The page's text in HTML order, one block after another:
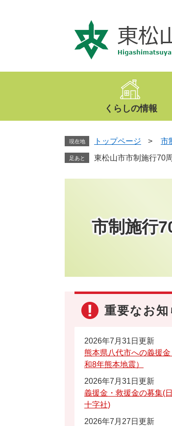
文
くらしの情報
現在地 トップページ > 市
足あと 東松山市市制施行70
市制施行
重要なお知
2026年7月31日更新
熊本県八代市への義援金
和8年熊本地震）
2026年7月31日更新
義援金・救援金の募集(
十字社)
2026年7月27日更新